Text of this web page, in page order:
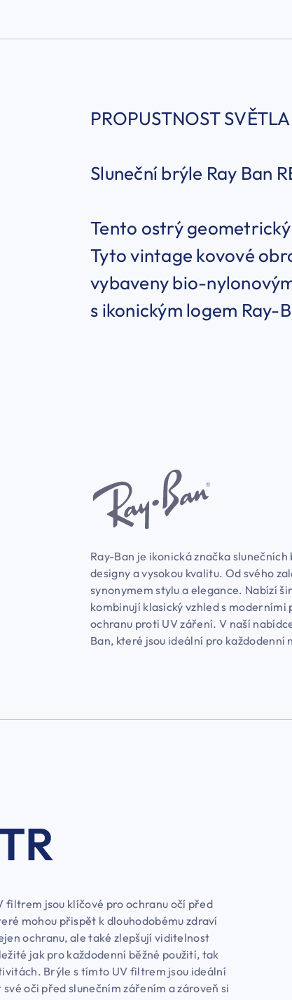
PROPUSTNOST
Sluneční brýle Ray Ban
Tento ostrý
Tyto vintage kovové
vybaveny bio-
s ikonickým logem Ray-
Ray-Ban je ikonická značka
designy a vysokou kvalitu. Od svého
synonymem stylu a elegance. Nabízí
kombinují klasický vzhled s moderními
ochranu proti UV záření. V naší
Ban, které jsou ideální pro každodenní
filtrem jsou klíčové pro ochranu očí před
mohou přispět k dlouhodobému zdraví
ochranu, ale také zlepšují viditelnost
jak pro každodenní běžné použití, tak
Brýle s tímto UV filtrem jsou ideální
oči před slunečním zářením a zároveň si